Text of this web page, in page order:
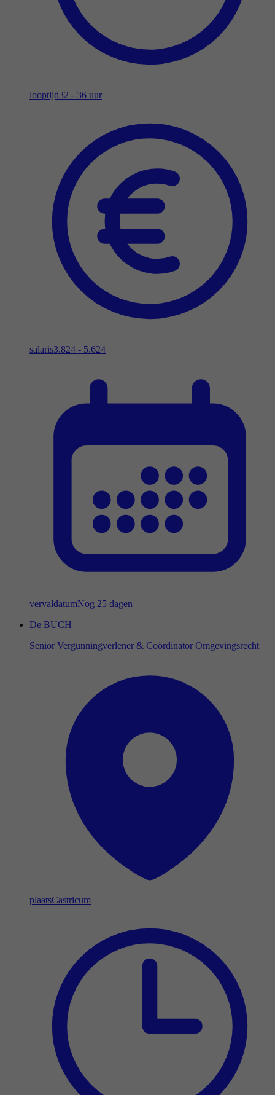
looptijd32 - 36 uur
salaris3.824 - 5.624
vervaldatumNog 25 dagen
De BUCH
Senior Vergunningverlener & Coördinator Omgevingsrecht
plaatsCastricum